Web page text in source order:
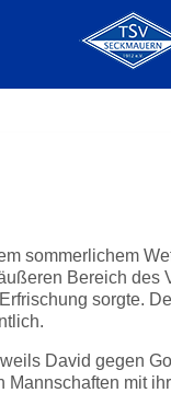
sommerlichem
Bereich des
sorgte.
David gegen
mit